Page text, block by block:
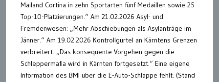
Mailand Cortina in zehn Sportarten fünf Medaillen sowie 25
Top-10-Platzierungen.“ Am 21.02.2026 Asyl- und
Fremdenwesen: „Mehr Abschiebungen als Asylanträge im
Jänner.“ Am 19.02.2026 Kontrollgürtel an Kärntens Grenzen
verbreitert: „Das konsequente Vorgehen gegen die
Schleppermafia wird in Kärnten fortgesetzt.“ Eine eigene
Information des BMI über die E-Auto-Schlappe fehlt. (Stand